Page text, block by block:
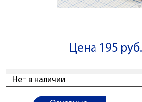
Цена 195 руб.
Нет в наличии